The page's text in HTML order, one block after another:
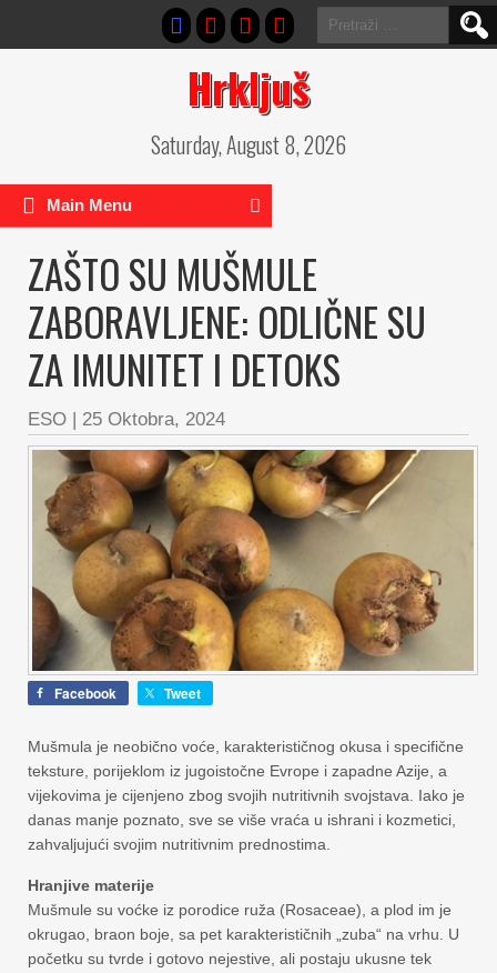
Pretraga:
Hrkljuš
Saturday, August 8, 2026
Main Menu
ZAŠTO SU MUŠMULE
ZABORAVLJENE: ODLIČNE SU
ZA IMUNITET I DETOKS
ESO | 25 Oktobra, 2024
Facebook Tweet
Mušmula je neobično voće, karakterističnog okusa i specifične
teksture, porijeklom iz jugoistočne Evrope i zapadne Azije, a
vijekovima je cijenjeno zbog svojih nutritivnih svojstava. Iako je
danas manje poznato, sve se više vraća u ishrani i kozmetici,
zahvaljujući svojim nutritivnim prednostima.
Hranjive materije
Mušmule su voćke iz porodice ruža (Rosaceae), a plod im je
okrugao, braon boje, sa pet karakterističnih „zuba“ na vrhu. U
početku su tvrde i gotovo nejestive, ali postaju ukusne tek